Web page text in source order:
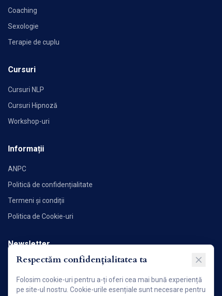
Coaching
Sexologie
Terapie de cuplu
Cursuri
Cursuri NLP
Cursuri Hipnoză
Workshop-uri
Informații
ANPC
Politică de confidențialitate
Termeni și condiții
Politica de Cookie-uri
Newsletter
Abonează-te pentru a primi noutăți și articole direct în inbox.
Abonează-te acum!
Respectăm confidențialitatea ta
Folosim cookie-uri pentru a-ți oferi cea mai bună experiență
pe site-ul nostru. Cookie-urile esențiale sunt necesare pentru